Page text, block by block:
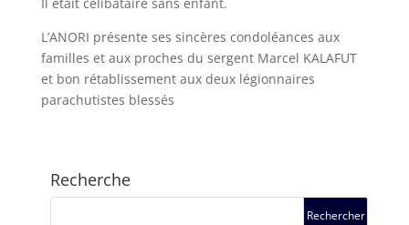
L’ANORI présente ses sincères condoléances aux
familles et aux proches du sergent Marcel KALAFUT
et bon rétablissement aux deux légionnaires
parachutistes blessés
Recherche